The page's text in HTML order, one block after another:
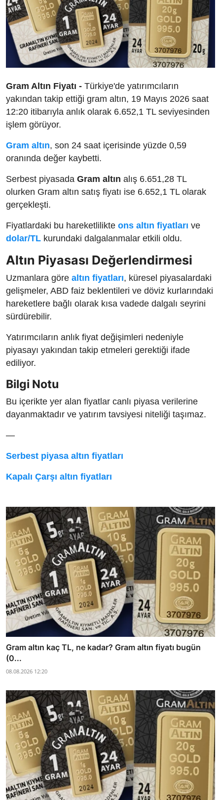
Gram Altın Fiyatı - Türkiye'de yatırımcıların
yakından takip ettiği gram altın, 19 Mayıs 2026 saat
12:20 itibarıyla anlık olarak 6.652,1 TL seviyesinden
işlem görüyor.
Gram altın, son 24 saat içerisinde yüzde 0,59
oranında değer kaybetti.
Serbest piyasada Gram altın alış 6.651,28 TL
olurken Gram altın satış fiyatı ise 6.652,1 TL olarak
gerçekleşti.
Fiyatlardaki bu hareketlilikte ons altın fiyatları ve
dolar/TL kurundaki dalgalanmalar etkili oldu.
Altın Piyasası Değerlendirmesi
Uzmanlara göre altın fiyatları, küresel piyasalardaki
gelişmeler, ABD faiz beklentileri ve döviz kurlarındaki
hareketlere bağlı olarak kısa vadede dalgalı seyrini
sürdürebilir.
Yatırımcıların anlık fiyat değişimleri nedeniyle
piyasayı yakından takip etmeleri gerektiği ifade
ediliyor.
Bilgi Notu
Bu içerikte yer alan fiyatlar canlı piyasa verilerine
dayanmaktadır ve yatırım tavsiyesi niteliği taşımaz.
—
Serbest piyasa altın fiyatları
Kapalı Çarşı altın fiyatları
Gram altın kaç TL, ne kadar? Gram altın fiyatı bugün
(0...
08.08.2026 12:20